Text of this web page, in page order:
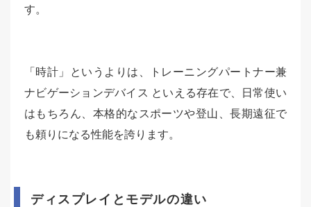
す。
「時計」というよりは、トレーニングパートナー兼
ナビゲーションデバイス といえる存在で、日常使い
はもちろん、本格的なスポーツや登山、長期遠征で
も頼りになる性能を誇ります。
ディスプレイとモデルの違い